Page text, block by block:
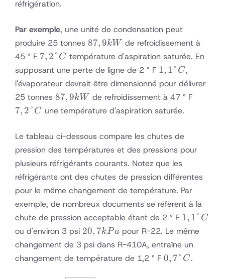
réfrigération.
Par exemple, une unité de condensation peut
produire 25 tonnes 87,9
kW
87,9kW de refroidissement à
45 ° F 7,2
°
7, 2° C température d'aspiration saturée. En
supposant une perte de ligne de 2 ° F 1,1
°
C
1, 1° C,
l'évaporateur devrait être dimensionné pour délivrer
25 tonnes 87,9
kW
87,9kW de refroidissement à 47 ° F7,2
7, 2° C une température d'aspiration saturée.
Le tableau ci-dessous compare les chutes de
pression des températures et des pressions pour
plusieurs réfrigérants courants. Notez que les
réfrigérants ont des chutes de pression différentes
pour le même changement de température. Par
exemple, de nombreux documents se réfèrent à la
chute de pression acceptable étant de 2 ° F 1,1
°
1, 1° C
ou d'environ 3 psi 20,7
kPa
20, 7kPapour R-22. Le même
changement de 3 psi dans R-410A, entraîne un
changement de température de 1,2 ° F 0,7
0, 7° C.